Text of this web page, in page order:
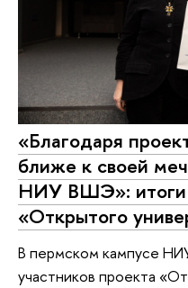
«Благодаря
ближе к своей
НИУ ВШЭ»: итоги
«Открытого
В пермском кампусе
участников проекта